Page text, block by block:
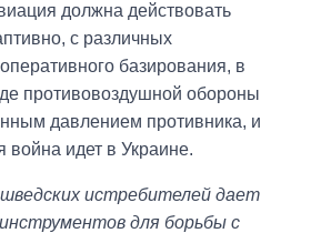
должна действовать
с различных
базирования, в
противовоздушной обороны
давлением противника, и
война идет в Украине.
истребителей дает
для борьбы с